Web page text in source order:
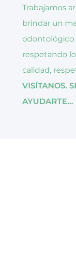
Trabajamos
brindar un
odontológico
respetando
calidad,
VISÍTANOS.
AYUDARTE...